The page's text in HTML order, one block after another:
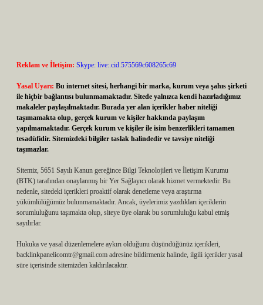
Reklam ve İletişim: Skype: live:.cid.575569c608265c69
Yasal Uyarı: Bu internet sitesi, herhangi bir marka, kurum veya şahıs şirketi
ile hiçbir bağlantısı bulunmamaktadır. Sitede yalnızca kendi hazırladığımız
makaleler paylaşılmaktadır. Burada yer alan içerikler haber niteliği
taşımamakta olup, gerçek kurum ve kişiler hakkında paylaşım
yapılmamaktadır. Gerçek kurum ve kişiler ile isim benzerlikleri tamamen
tesadüfidir. Sitemizdeki bilgiler taslak halindedir ve tavsiye niteliği
taşımazlar.
Sitemiz, 5651 Sayılı Kanun gereğince Bilgi Teknolojileri ve İletişim Kurumu
(BTK) tarafından onaylanmış bir Yer Sağlayıcı olarak hizmet vermektedir. Bu
nedenle, sitedeki içerikleri proaktif olarak denetleme veya araştırma
yükümlülüğümüz bulunmamaktadır. Ancak, üyelerimiz yazdıkları içeriklerin
sorumluluğunu taşımakta olup, siteye üye olarak bu sorumluluğu kabul etmiş
sayılırlar.
Hukuka ve yasal düzenlemelere aykırı olduğunu düşündüğünüz içerikleri,
backlinkpanelicomtr@gmail.com adresine bildirmeniz halinde, ilgili içerikler yasal
süre içerisinde sitemizden kaldırılacaktır.